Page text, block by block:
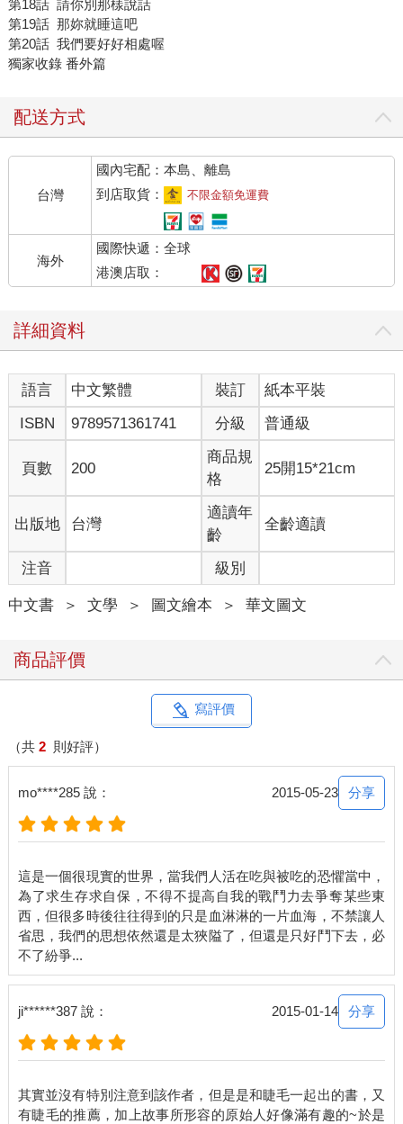
第18話 請你別那樣說話
第19話 那妳就睡這吧
第20話 我們要好好相處喔
獨家收錄 番外篇
配送方式
台灣
國內宅配：本島、離島
到店取貨：
不限金額免運費
海外
國際快遞：全球
港澳店取：
詳細資料
語言 中文繁體 裝訂
紙本平裝
ISBN
9789571361741 分級 普通級
頁數 200
商品規
格
25開15*21cm
出版地 台灣
適讀年
齡
全齡適讀
注音 級別
中文書 ＞ 文學 ＞ 圖文繪本 ＞ 華文圖文
商品評價
寫評價
（共 2 則好評）
mo****285 說： 2015-05-23 分享
這是一個很現實的世界，當我們人活在吃與被吃的恐懼當中，
為了求生存求自保，不得不提高自我的戰鬥力去爭奪某些東
西，但很多時後往往得到的只是血淋淋的一片血海，不禁讓人
省思，我們的思想依然還是太狹隘了，但還是只好鬥下去，必
ji******387 說： 2015-01-14 分享
其實並沒有特別注意到該作者，但是是和睫毛一起出的書，又
有睫毛的推薦，加上故事所形容的原始人好像滿有趣的~於是